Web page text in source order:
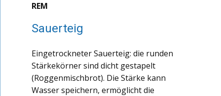
REM
Sauerteig
Eingetrockneter Sauerteig: die runden
Stärkekörner sind dicht gestapelt
(Roggenmischbrot). Die Stärke kann
Wasser speichern, ermöglicht die